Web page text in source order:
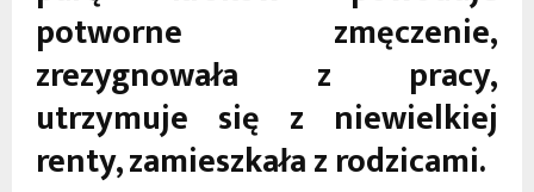
potworne zmęczenie,
zrezygnowała z pracy,
utrzymuje się z niewielkiej
renty, zamieszkała z rodzicami.